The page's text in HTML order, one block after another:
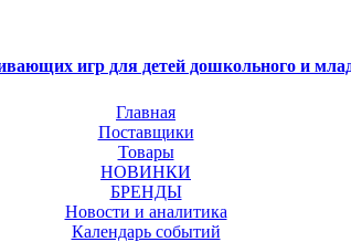
игр для детей дошкольного и
Главная
Поставщики
Товары
НОВИНКИ
БРЕНДЫ
Новости и аналитика
Календарь событий